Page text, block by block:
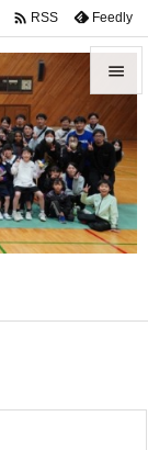


メニュ

サイド

前へ
 RSS Feedly